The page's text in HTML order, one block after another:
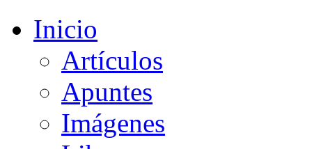
Inicio
Artículos
Apuntes
Imágenes